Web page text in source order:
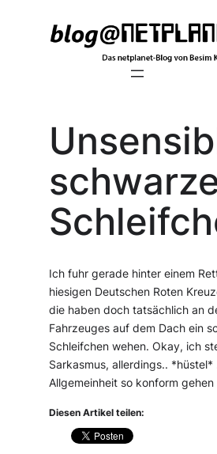
Ich fuhr gerade hinter einem
hiesigen Deutschen Roten
die haben doch tatsächlich an
Fahrzeuges auf dem Dach ein
Schleifchen wehen. Okay, ich
Sarkasmus, allerdings..
Allgemeinheit so konform gehen
Diesen Artikel teilen: